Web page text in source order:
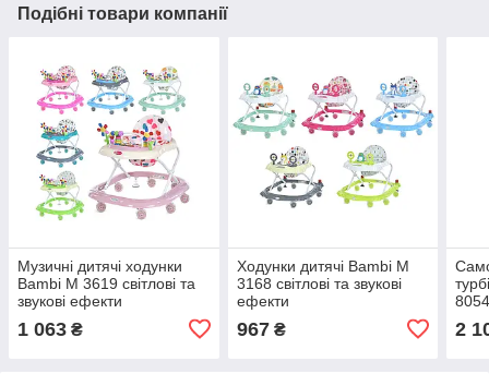
Подібні товари компанії
Музичні дитячі ходунки
Bambi M 3619 світлові та
звукові ефекти
1 063 ₴
Ходунки дитячі Bambi M
3168 світлові та звукові
ефекти
967₴ 2